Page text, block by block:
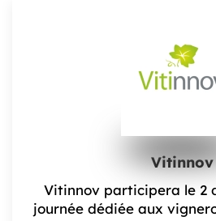
Vitinnov
Vitinnov participera le 2
journée dédiée aux